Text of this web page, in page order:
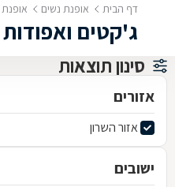
דף הבית אופנת נשים
ג'קטים
סינון תוצאות
אזורים
אזור השרון
ישובים